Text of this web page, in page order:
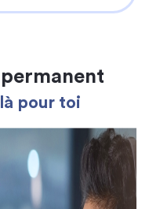
pour toi